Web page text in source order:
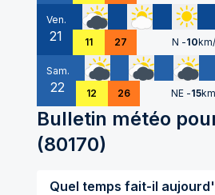
Ven.
21 11 27 N -10
Sam.
22 12 26 NE -15
Bulletin météo
(80170)
Quel temps fait-il